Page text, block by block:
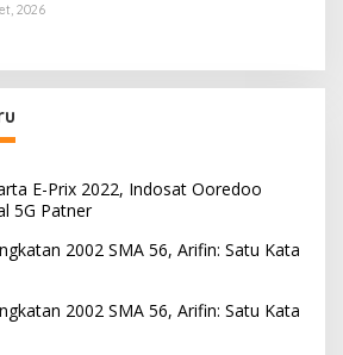
2026
E-Prix 2022, Indosat Ooredoo
5G Patner
2002 SMA 56, Arifin: Satu Kata
2002 SMA 56, Arifin: Satu Kata